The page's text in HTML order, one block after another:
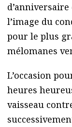
l’image du
pour le plus
mélomanes
L’occasion
heures
vaisseau